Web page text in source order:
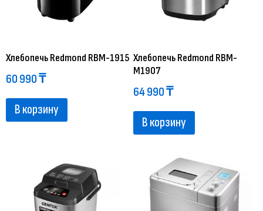
Хлебопечь Redmond RBM-1915
60 990₸
В корзину
Хлебопечь Redmond RBM-
M1907
64 990₸
В корзину